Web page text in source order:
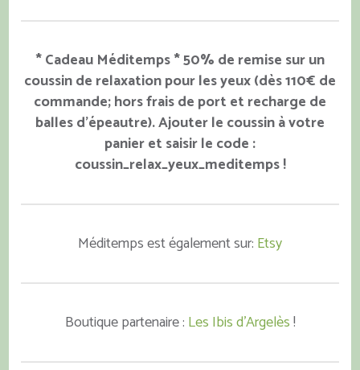
* Cadeau Méditemps * 50% de remise sur un
coussin de relaxation pour les yeux (dès 110€ de
commande; hors frais de port et recharge de
balles d'épeautre). Ajouter le coussin à votre
panier et saisir le code :
coussin_relax_yeux_meditemps !
Méditemps est également sur: Etsy
Boutique partenaire : Les Ibis d'Argelès!